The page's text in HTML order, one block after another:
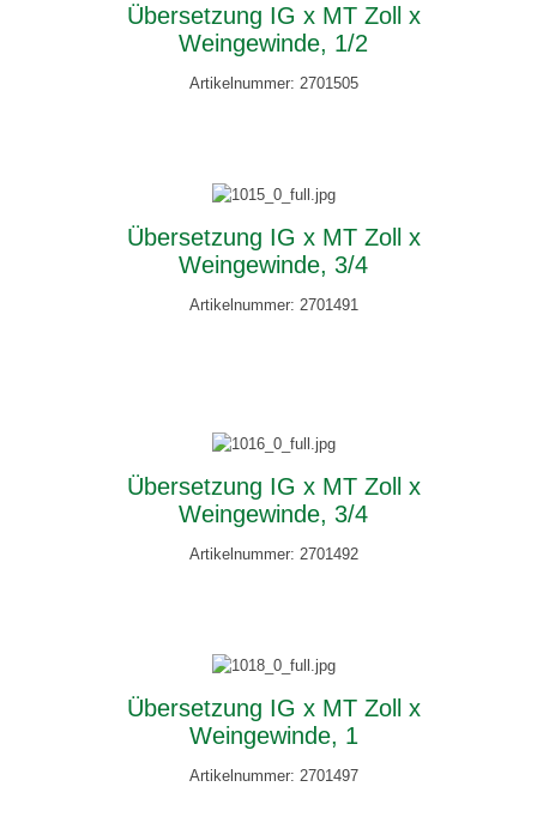
Übersetzung IG x MT Zoll x
Weingewinde, 1/2
Artikelnummer: 2701505
Übersetzung IG x MT Zoll x
Weingewinde, 3/4
Artikelnummer: 2701491
Übersetzung IG x MT Zoll x
Weingewinde, 3/4
Artikelnummer: 2701492
Übersetzung IG x MT Zoll x
Weingewinde, 1
Artikelnummer: 2701497